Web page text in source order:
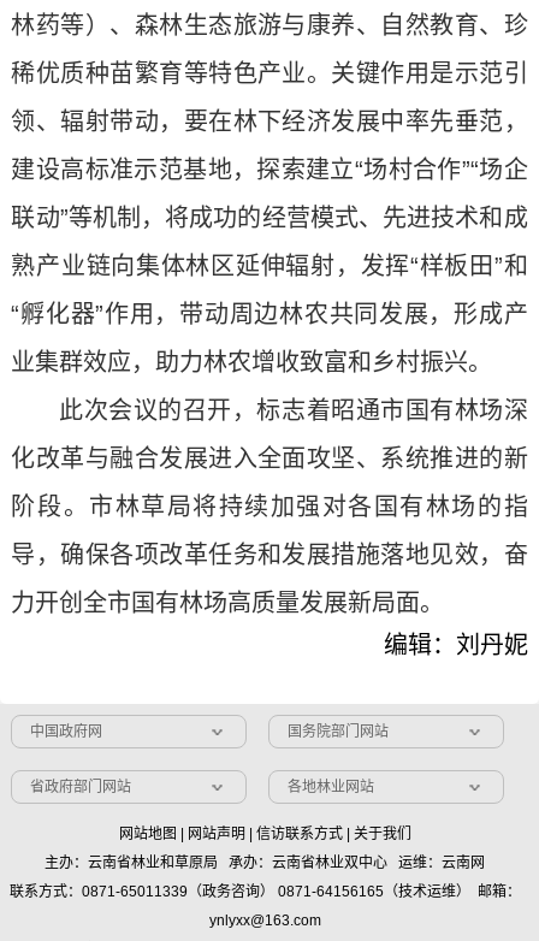
林药等）、森林生态旅游与康养、自然教育、珍
稀优质种苗繁育等特色产业。关键作用是示范引
领、辐射带动，要在林下经济发展中率先垂范，
建设高标准示范基地，探索建立“场村合作”“场企
联动”等机制，将成功的经营模式、先进技术和成
熟产业链向集体林区延伸辐射，发挥“样板田”和
“孵化器”作用，带动周边林农共同发展，形成产
业集群效应，助力林农增收致富和乡村振兴。
此次会议的召开，标志着昭通市国有林场深
化改革与融合发展进入全面攻坚、系统推进的新
阶段。市林草局将持续加强对各国有林场的指
导，确保各项改革任务和发展措施落地见效，奋
力开创全市国有林场高质量发展新局面。
编辑：刘丹妮
中国政府网 国务院部门网站
省政府部门网站 各地林业网站
网站地图 网站声明 信访联系方式| 关于我们
主办：云南省林业和草原局 承办：云南省林业双中心 运维：云南网
联系方式：0871-65011339（政务咨询） 0871-64156165（技术运维） 邮箱：
ynlyxx@163.com